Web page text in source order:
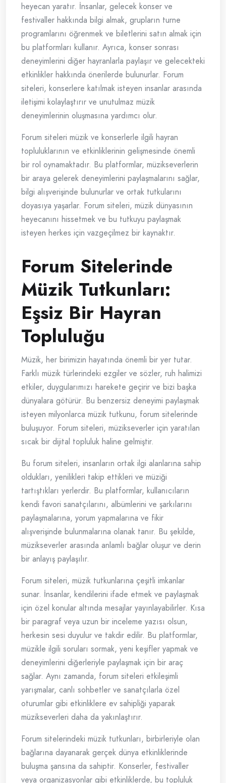
heyecan yaratır. İnsanlar, gelecek konser ve
festivaller hakkında bilgi almak, grupların turne
programlarını öğrenmek ve biletlerini satın almak için
bu platformları kullanır. Ayrıca, konser sonrası
deneyimlerini diğer hayranlarla paylaşır ve gelecekteki
etkinlikler hakkında önerilerde bulunurlar. Forum
siteleri, konserlere katılmak isteyen insanlar arasında
iletişimi kolaylaştırır ve unutulmaz müzik
deneyimlerinin oluşmasına yardımcı olur.
Forum siteleri müzik ve konserlerle ilgili hayran
topluluklarının ve etkinliklerinin gelişmesinde önemli
bir rol oynamaktadır. Bu platformlar, müzikseverlerin
bir araya gelerek deneyimlerini paylaşmalarını sağlar,
bilgi alışverişinde bulunurlar ve ortak tutkularını
doyasıya yaşarlar. Forum siteleri, müzik dünyasının
heyecanını hissetmek ve bu tutkuyu paylaşmak
isteyen herkes için vazgeçilmez bir kaynaktır.
Forum Sitelerinde
Müzik Tutkunları:
Eşsiz Bir Hayran
Topluluğu
Müzik, her birimizin hayatında önemli bir yer tutar.
Farklı müzik türlerindeki ezgiler ve sözler, ruh halimizi
etkiler, duygularımızı harekete geçirir ve bizi başka
dünyalara götürür. Bu benzersiz deneyimi paylaşmak
isteyen milyonlarca müzik tutkunu, forum sitelerinde
buluşuyor. Forum siteleri, müzikseverler için yaratılan
sıcak bir dijital topluluk haline gelmiştir.
Bu forum siteleri, insanların ortak ilgi alanlarına sahip
oldukları, yenilikleri takip ettikleri ve müziği
tartıştıkları yerlerdir. Bu platformlar, kullanıcıların
kendi favori sanatçılarını, albümlerini ve şarkılarını
paylaşmalarına, yorum yapmalarına ve fikir
alışverişinde bulunmalarına olanak tanır. Bu şekilde,
müzikseverler arasında anlamlı bağlar oluşur ve derin
bir anlayış paylaşılır.
Forum siteleri, müzik tutkunlarına çeşitli imkanlar
sunar. İnsanlar, kendilerini ifade etmek ve paylaşmak
için özel konular altında mesajlar yayınlayabilirler. Kısa
bir paragraf veya uzun bir inceleme yazısı olsun,
herkesin sesi duyulur ve takdir edilir. Bu platformlar,
müzikle ilgili soruları sormak, yeni keşifler yapmak ve
deneyimlerini diğerleriyle paylaşmak için bir araç
sağlar. Aynı zamanda, forum siteleri etkileşimli
yarışmalar, canlı sohbetler ve sanatçılarla özel
oturumlar gibi etkinliklere ev sahipliği yaparak
müzikseverleri daha da yakınlaştırır.
Forum sitelerindeki müzik tutkunları, birbirleriyle olan
bağlarına dayanarak gerçek dünya etkinliklerinde
buluşma şansına da sahiptir. Konserler, festivaller
veya organizasyonlar gibi etkinliklerde, bu topluluk